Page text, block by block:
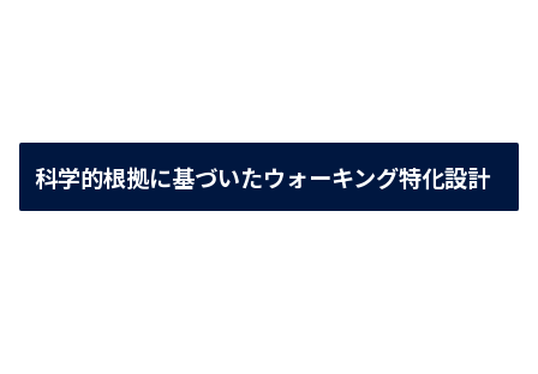
科学的根拠に基づいたウォーキング特化設計